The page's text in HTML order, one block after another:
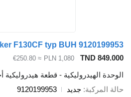
PLN 1,080
≈ €250.80
- قطعة هيدروليكية أخرى
جديد
9120199953